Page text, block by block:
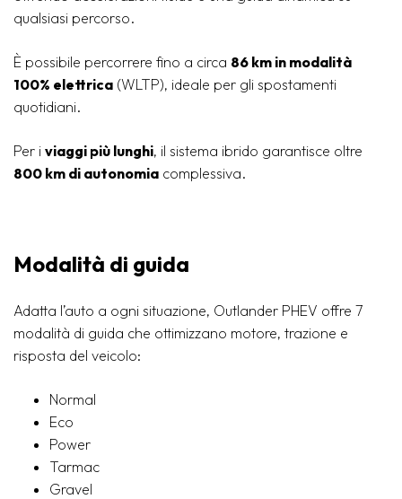
qualsiasi percorso.
È possibile percorrere fino a circa 86 km in modalità
100% elettrica (WLTP), ideale per gli spostamenti
quotidiani.
Per i viaggi più lunghi, il sistema ibrido garantisce oltre
800 km di autonomia complessiva.
Modalità di guida
Adatta l’auto a ogni situazione, Outlander PHEV offre 7
modalità di guida che ottimizzano motore, trazione e
risposta del veicolo:
Normal
Eco
Power
Tarmac
Gravel